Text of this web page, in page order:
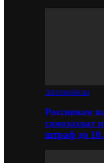
Автомобили
Россиянам
самозахват
штраф до